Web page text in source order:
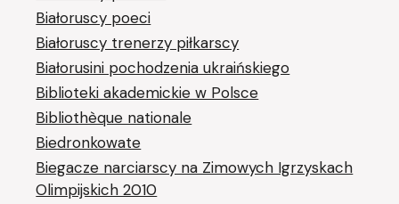
Białoruscy poeci
Białoruscy trenerzy piłkarscy
Białorusini pochodzenia ukraińskiego
Biblioteki akademickie w Polsce
Bibliothèque nationale
Biedronkowate
Biegacze narciarscy na Zimowych Igrzyskach
Olimpijskich 2010